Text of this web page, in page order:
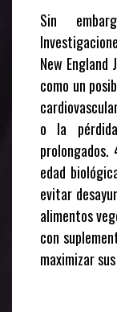
Sin
New England
como un
o la
prolongados.
edad
evitar
alimentos
con
maximizar